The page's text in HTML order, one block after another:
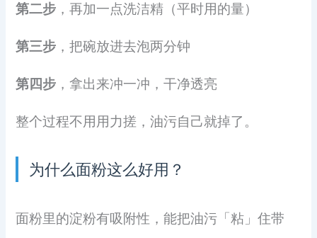
第二步 ，再加一点洗洁精（平时用的量）
第三步 ，把碗放进去泡两分钟
第四步 ，拿出来冲一冲，干净透亮
整个过程不用用力搓，油污自己就掉了。
为什么面粉这么好用？
面粉里的淀粉有吸附性，能把油污「粘」住带